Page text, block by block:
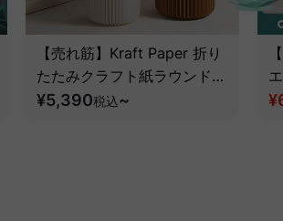
【売れ筋】Kraft Paper 折り
たたみクラフト紙ラウンドス
ツール
¥5,390税込~